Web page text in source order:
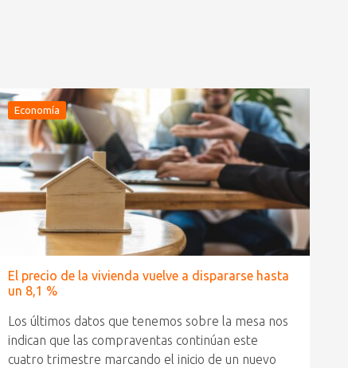
Economía
El precio de la vivienda vuelve a dispararse hasta
un 8,1 %
Los últimos datos que tenemos sobre la mesa nos
indican que las compraventas continúan este
cuatro trimestre marcando el inicio de un nuevo